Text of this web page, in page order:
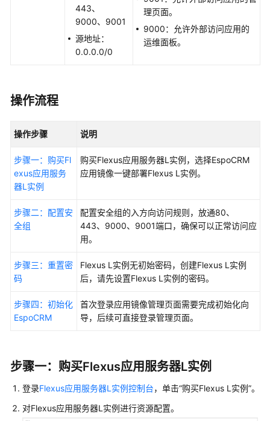
Hermes
部
署
站
使
用
板
理
服
443、
9000、9001
源地址：
0.0.0.0/0
理页面。
9000：允许外部访问应用的
运维面板。
操作流程
操作步骤 说明
步骤一：购买Fl
exus应用服务
器L实例
购买Flexus应用服务器L实例，选择EspoCRM
应用镜像一键部署Flexus L实例。
步骤二：配置安
全组
配置安全组的入方向访问规则，放通80、
443、9000、9001端口，确保可以正常访问应
用。
步骤三：重置密
码
Flexus L实例无初始密码，创建Flexus L实例
后，请先设置Flexus L实例的密码。
步骤四：初始化
EspoCRM
首次登录应用镜像管理页面需要完成初始化向
导，后续可直接登录管理页面。
步骤一：购买Flexus应用服务器L实例
登录Flexus应用服务器L实例控制台，单击“购买Flexus L实例”。
对Flexus应用服务器L实例进行资源配置。